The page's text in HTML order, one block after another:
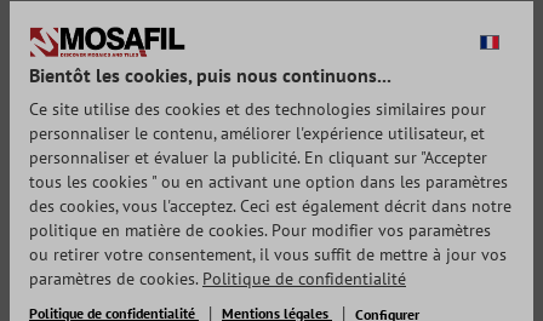
Bientôt les cookies, puis nous continuons...
Ce site utilise des cookies et des technologies similaires pour
personnaliser le contenu, améliorer l'expérience utilisateur, et
personnaliser et évaluer la publicité. En cliquant sur "Accepter
tous les cookies " ou en activant une option dans les paramètres
des cookies, vous l'acceptez. Ceci est également décrit dans notre
politique en matière de cookies. Pour modifier vos paramètres
ou retirer votre consentement, il vous suffit de mettre à jour vos
paramètres de cookies. Politique de confidentialité
Politique de confidentialité Mentions légales Configurer